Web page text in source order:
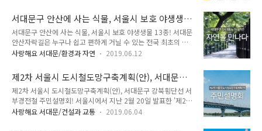
시가 3년간 지원할 마중물 사업비 10억으로 노후인프라 정비,
CPTED도입, 스마트 보행로조성, 청년창업유치..
일리지 제공 등 감사의 표시를 해왔습니다. 그간 세무, 환경 등
모범시민 선정 담당 부서에서 공공 인센티브를 마련해온 것에 더
하여, 서울시민카드(앱)을 활용하여 타의 모범이 되는 시민에게
모바일 모범시민증을 발급, 민간에게 제공하는 특별 우대 할인권
을 발행할 계획입니다. 이를 위해 7월 9일(화)부터 2019년 서울
권 발행을 우선 시행하고 향후 관계 부서와 협의를 거쳐 에코마
일리지 및 승용차마일리지 우수..
서대문구 안산에 사는 식물, 서울시 보호 야생생
물 13종!
서대문구 안산에 사는 식물, 서울시 보호 야생생물 13종! 서대문
안산자락길은 누구나 쉽고 편하게 거닐 수 있는 전국 최초의 순
환형 무장애 산책로입니다. 천혜의 자연을 자랑하는 이곳에서 서
오늘은 안산에 사는 식물과 보호 야생생물에 대해 알아볼까 합니
다. 안산에 사는 식물들 안산에는 각양각색 아름다운 식물들이
자랍니다. 그 중 메타세콰이아, 잣나무 등으로 가득한 안산에 어
떤 식물들이 사는지 살펴볼까요? ▲ 황매화 ▲ 쉬땅나무 ▲ 쉬
나무 ▲ 딱총나무 ▲ 산딸나무 ▲ 만첩빈도리 ▲ 수양벚나무 ▲
사랑해요 서대문/환경과 자연 2019.06.12
제2차 서울시 도시철도망구축계획(안), 서대문구
강북횡단선 서부경전철 주민설명회!
제2차 서울시 도시철도망구축계획(안), 서대문구 강북횡단선 서
부경전철 주민설명회! 서울시에서 지난 2월 20일 발표한 '제2차
서울시 도시철도망구축계획(안)'에는 서대문구를 경유하는 강북
사랑해요 서대문/건설과 교통 2019.06.04